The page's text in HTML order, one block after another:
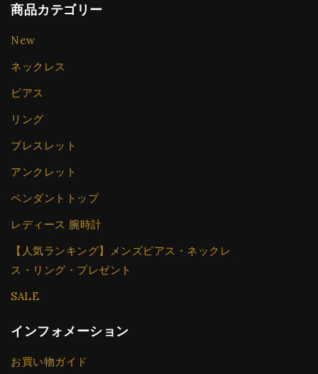
商品カテゴリー
New
ネックレス
ピアス
リング
ブレスレット
アンクレット
ペンダントトップ
レディース 腕時計
【人気ランキング】メンズピアス・ネックレ
ス・リング・プレゼント
SALE
インフォメーション
お買い物ガイド